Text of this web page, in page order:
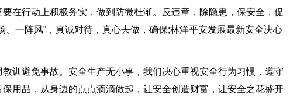
在行动上积极务实，做到防微杜渐。反违章，除隐患，保安全，促
、一阵风”，真诚对待，真心去做，确保;林洋平安发展最新安全决心
训避免事故。安全生产无小事，我们决心重视安全行为习惯，遵守
用品，从身边的点点滴滴做起，让安全创造财富，让安全之花盛开